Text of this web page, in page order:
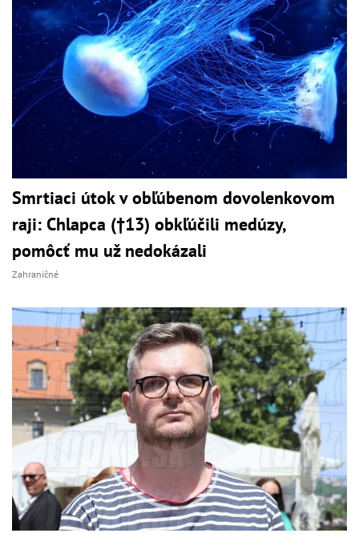
Smrtiaci útok v obľúbenom dovolenkovom
raji: Chlapca (†13) obkľúčili medúzy,
pomôcť mu už nedokázali
Zahraničné